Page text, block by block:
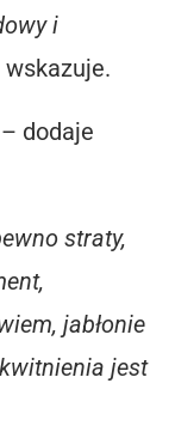
i
wskazuje.
– dodaje
straty,
jabłonie
jest